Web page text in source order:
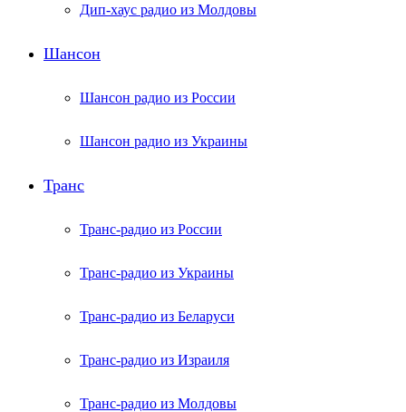
Дип-хаус радио из Молдовы
Шансон
Шансон радио из России
Шансон радио из Украины
Транс
Транс-радио из России
Транс-радио из Украины
Транс-радио из Беларуси
Транс-радио из Израиля
Транс-радио из Молдовы